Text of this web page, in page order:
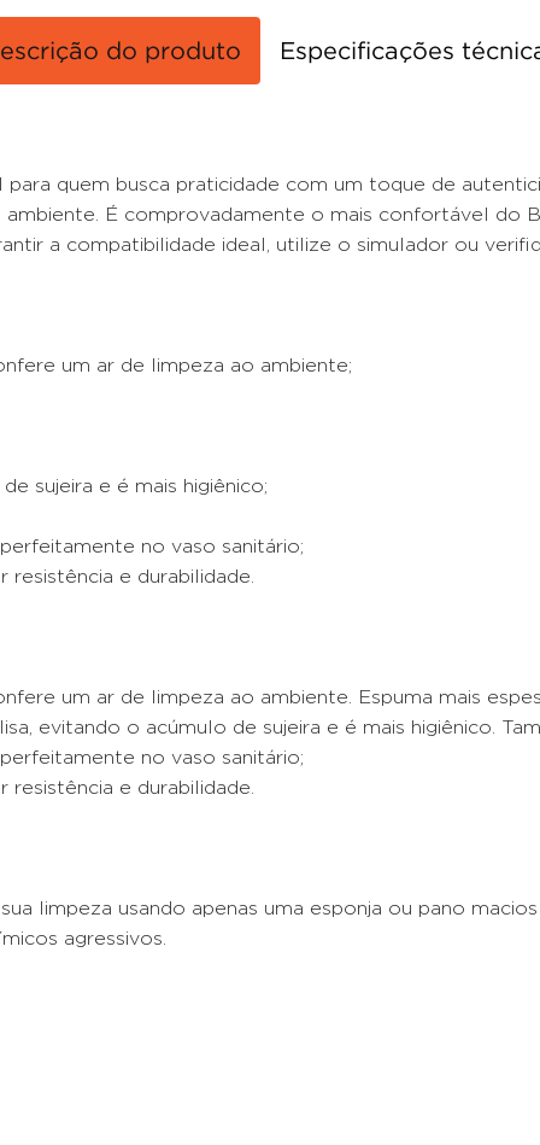
do produto Especificações
quem busca praticidade com um toque de
É comprovadamente o mais confortável do
a compatibilidade ideal, utilize o simulador ou
um ar de limpeza ao ambiente;
sujeira e é mais higiênico;
no vaso sanitário;
e durabilidade.
um ar de limpeza ao ambiente. Espuma mais
evitando o acúmulo de sujeira e é mais higiênico.
no vaso sanitário;
e durabilidade.
limpeza usando apenas uma esponja ou pano
agressivos.